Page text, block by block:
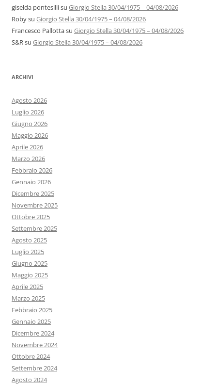
giselda pontesillisu Giorgio Stella 30/04/1975 – 04/08/2026
Robysu Giorgio Stella 30/04/1975 – 04/08/2026
Francesco Pallottasu Giorgio Stella 30/04/1975 – 04/08/2026
S&Rsu Giorgio Stella 30/04/1975 – 04/08/2026
ARCHIVI
Agosto 2026
Luglio 2026
Giugno 2026
Maggio 2026
Aprile 2026
Marzo 2026
Febbraio 2026
Gennaio 2026
Dicembre 2025
Novembre 2025
Ottobre 2025
Settembre 2025
Agosto 2025
Luglio 2025
Giugno 2025
Maggio 2025
Aprile 2025
Marzo 2025
Febbraio 2025
Gennaio 2025
Dicembre 2024
Novembre 2024
Ottobre 2024
Settembre 2024
Agosto 2024